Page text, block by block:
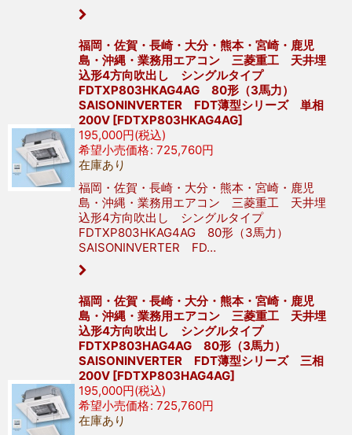
福岡・佐賀・長崎・大分・熊本・宮崎・鹿児
島・沖縄・業務用エアコン 三菱重工 天井埋
込形4方向吹出し シングルタイプ
FDTXP803HKAG4AG 80形（3馬力）
SAISONINVERTER FDT薄型シリーズ 単相
200V [FDTXP803HKAG4AG]
195,000円(税込)
希望小売価格: 725,760円
在庫あり
福岡・佐賀・長崎・大分・熊本・宮崎・鹿児
島・沖縄・業務用エアコン 三菱重工 天井埋
込形4方向吹出し シングルタイプ
FDTXP803HKAG4AG 80形（3馬力）
SAISONINVERTER FD…
福岡・佐賀・長崎・大分・熊本・宮崎・鹿児
島・沖縄・業務用エアコン 三菱重工 天井埋
込形4方向吹出し シングルタイプ
FDTXP803HAG4AG 80形（3馬力）
SAISONINVERTER FDT薄型シリーズ 三相
200V [FDTXP803HAG4AG]
195,000円(税込)
希望小売価格: 725,760円
在庫あり